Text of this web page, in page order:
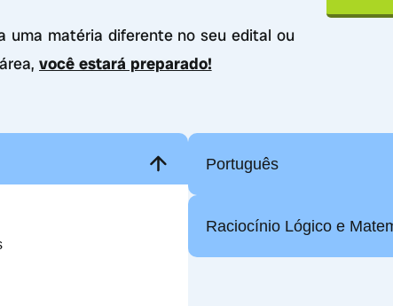
uma matéria diferente no seu edital ou
você estará preparado!
Português
Raciocínio Lógico e